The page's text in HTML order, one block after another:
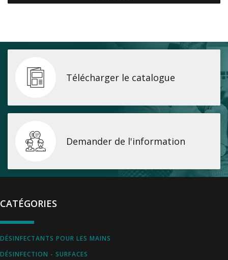
Télécharger le catalogue
Demander de l'information
CATÉGORIES
DÉSINFECTANTS POUR LES MAINS
DÉSINFECTION - SURFACES